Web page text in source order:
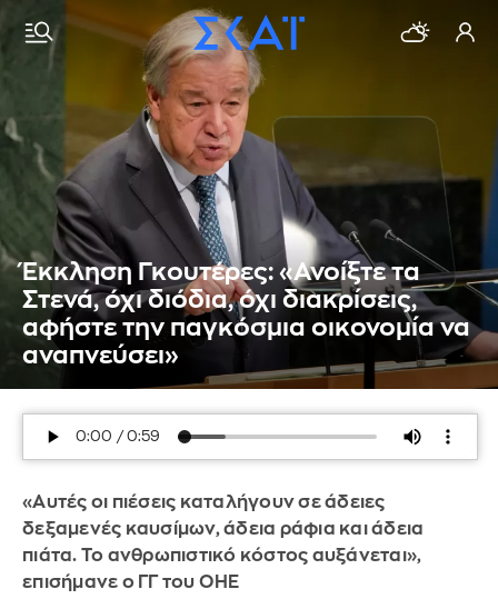
Έκκληση Γκουτέρες: «Ανοίξτε τα
Στενά, όχι διόδια, όχι διακρίσεις,
αφήστε την παγκόσμια οικονομία να
αναπνεύσει»
«Αυτές οι πιέσεις καταλήγουν σε άδειες
δεξαμενές καυσίμων, άδεια ράφια και άδεια
πιάτα. Το ανθρωπιστικό κόστος αυξάνεται»,
επισήμανε ο ΓΓ του ΟΗΕ